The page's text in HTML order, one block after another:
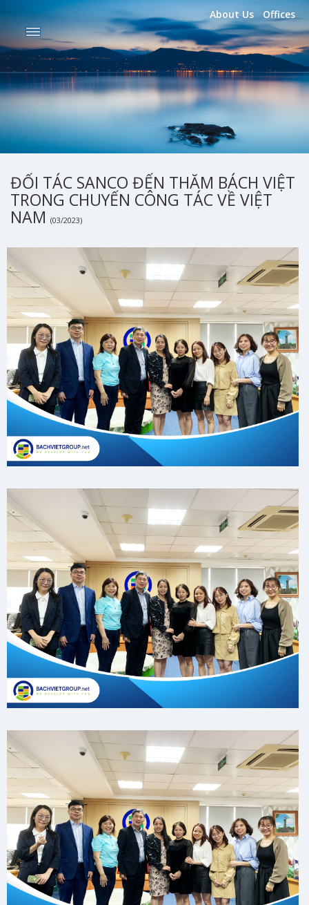
About Us Offices
ĐỐI TÁC SANCO ĐẾN THĂM BÁCH VIỆT
TRONG CHUYẾN CÔNG TÁC VỀ VIỆT
NAM (03/2023)